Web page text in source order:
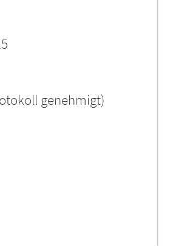
genehmigt)